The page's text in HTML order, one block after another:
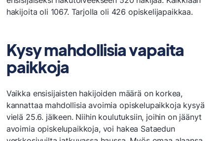
hakijoita oli 1067. Tarjolla oli 426 opiskelijapaikkaa.
Kysy mahdollisia vapaita
paikkoja
Vaikka ensisijaisten hakijoiden määrä on korkea,
kannattaa mahdollisia avoimia opiskelupaikkoja kysyä
vielä 25.6. jälkeen. Niihin koulutuksiin, joihin on jäänyt
avoimia opiskelupaikkoja, voi hakea Sataedun